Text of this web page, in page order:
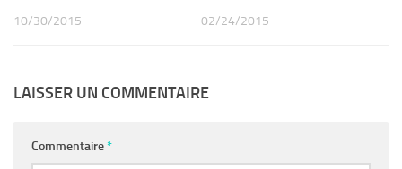
10/30/2015 02/24/2015
LAISSER UN COMMENTAIRE
Commentaire*